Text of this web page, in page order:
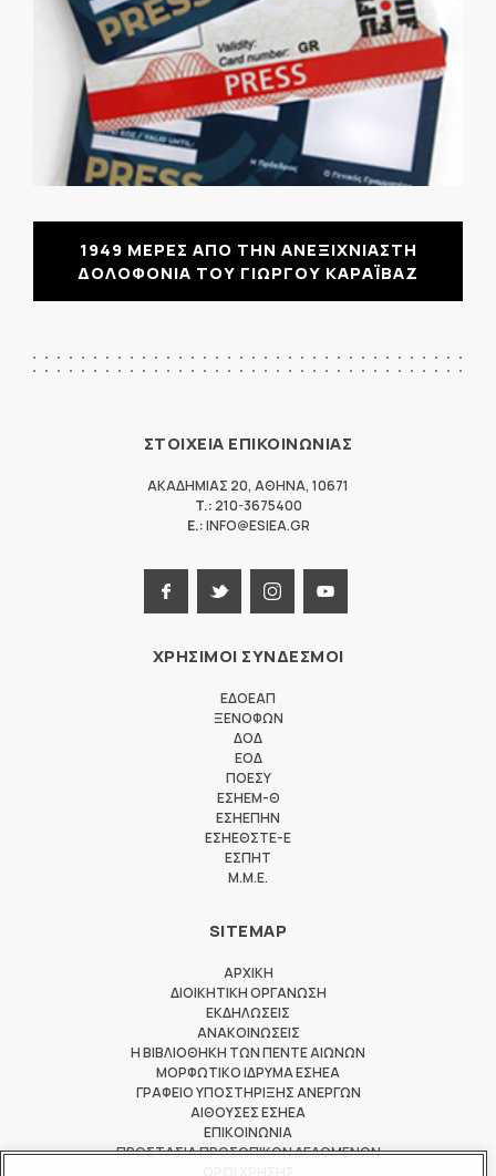
1949 ΜΕΡΕΣ ΑΠΟ ΤΗΝ ΑΝΕΞΙΧΝΙΑΣΤΗ
ΔΟΛΟΦΟΝΙΑ ΤΟΥ ΓΙΩΡΓΟΥ ΚΑΡΑΪΒΑΖ
ΣΤΟΙΧΕΙΑ ΕΠΙΚΟΙΝΩΝΙΑΣ
ΑΚΑΔΗΜΙΑΣ 20, ΑΘΗΝΑ, 10671
T.: 210-3675400
E.:INFO@ESIEA.GR
ΧΡΗΣΙΜΟΙ ΣΥΝΔΕΣΜΟΙ
ΕΔΟΕΑΠ
ΞΕΝΟΦΩΝ
ΔΟΔ
ΕΟΔ
ΠΟΕΣΥ
ΕΣΗΕΜ-Θ
ΕΣΗΕΠΗΝ
ΕΣΗΕΘΣΤΕ-Ε
ΕΣΠΗΤ
M.M.E.
SITEMAP
ΑΡΧΙΚΗ
ΔΙΟΙΚΗΤΙΚΗ ΟΡΓΑΝΩΣΗ
ΕΚΔΗΛΩΣΕΙΣ
ΑΝΑΚΟΙΝΩΣΕΙΣ
Η ΒΙΒΛΙΟΘΗΚΗ ΤΩΝ ΠΕΝΤΕ ΑΙΩΝΩΝ
ΜΟΡΦΩΤΙΚΟ ΙΔΡΥΜΑ ΕΣΗΕΑ
ΓΡΑΦΕΙΟ ΥΠΟΣΤΗΡΙΞΗΣ ΑΝΕΡΓΩΝ
ΑΙΘΟΥΣΕΣ ΕΣΗΕΑ
ΕΠΙΚΟΙΝΩΝΙΑ
ΠΡΟΣΤΑΣΙΑ ΠΡΟΣΩΠΙΚΩΝ ΔΕΔΟΜΕΝΩΝ